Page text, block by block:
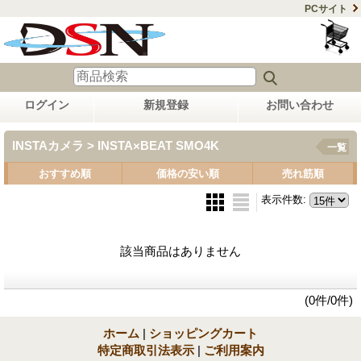
PCサイト
ログイン 新規登録 お問い合わせ
INSTAカメラ > INSTA×BEAT SMO4K 一覧
おすすめ順 価格の安い順 売れ筋順
表示件数:
該当商品はありません
(0件/0件)
ホーム | ショッピングカート
特定商取引法表示 | ご利用案内